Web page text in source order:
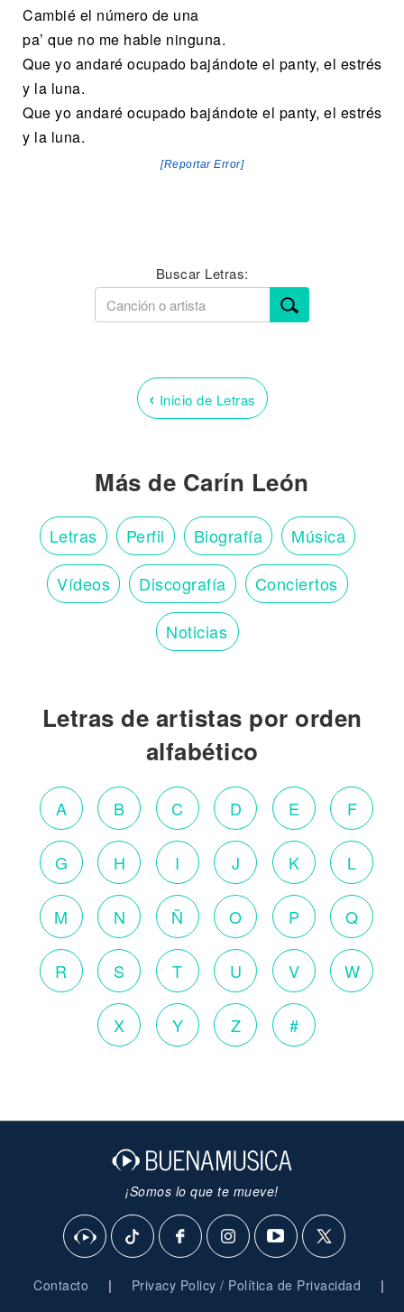
Cambié el número de una
pa’ que no me hable ninguna.
Que yo andaré ocupado bajándote el panty, el estrés
y la luna.
Que yo andaré ocupado bajándote el panty, el estrés
y la luna.
[Reportar Error]
Buscar Letras:
‹ Inicio de Letras
Más de Carín León
Letras Perfil Biografía Música
Vídeos Discografía Conciertos
Noticias
Letras de artistas por orden
alfabético
A B C D E F
G H I J K L
M N Ñ O P Q
R S T U V W
X Y Z #
¡Somos lo que te mueve!
Contacto | Privacy Policy / Política de Privacidad
|